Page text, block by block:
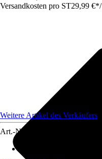
Versandkosten pro ST29,99 €*/
Weitere Artikel des Verkäufers
Art.-Nr.